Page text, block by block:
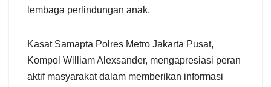
lembaga perlindungan anak.
Kasat Samapta Polres Metro Jakarta Pusat,
Kompol William Alexsander, mengapresiasi peran
aktif masyarakat dalam memberikan informasi